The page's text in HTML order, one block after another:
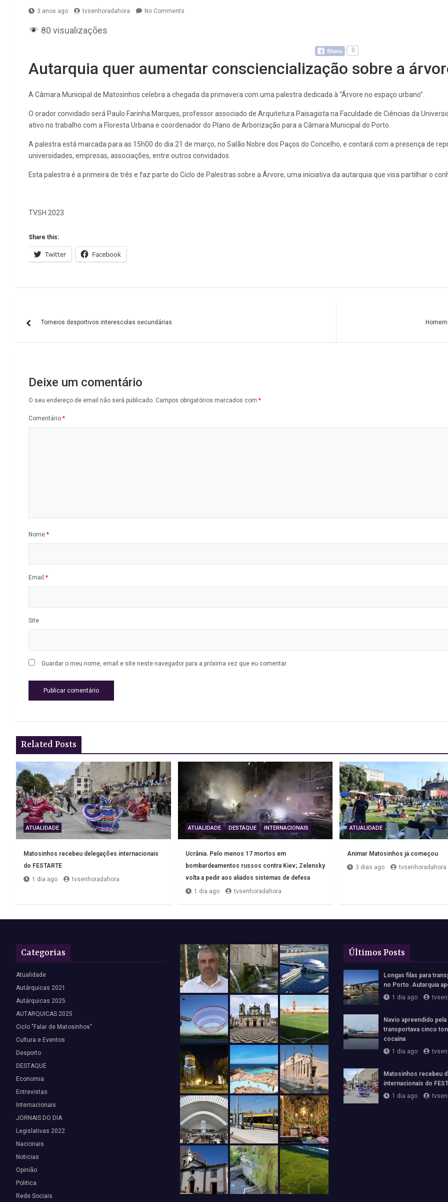
3 anos ago tvsenhoradahora No Comments
80 visualizações
0
Autarquia quer aumentar consciencialização sobre a
A Câmara Municipal de Matosinhos celebra a chegada da primavera com uma palestra dedicada à “Árvore no espaço urbano”.
O orador convidado será Paulo Farinha Marques, professor associado de Arquitetura Paisagista na Faculdade de Ciências da
ativo no trabalho com a Floresta Urbana e coordenador do Plano de Arborização para a Câmara Municipal do Porto.
A palestra está marcada para as 15h00 do dia 21 de março, no Salão Nobre dos Paços do Concelho, e contará com a presença de
universidades, empresas, associações, entre outros convidados.
Esta palestra é a primeira de três e faz parte do Ciclo de Palestras sobre a Árvore, uma iniciativa da autarquia que visa partilhar o
TVSH 2023
Share this:
Twitter Facebook
de
Torneios desportivos interescolas secundárias
Deixe um comentário
O seu endereço de email não será publicado. Campos obrigatórios marcados com *
Comentário *
Nome *
Email *
Site
Guardar o meu nome, email e site neste navegador para a próxima vez que eu comentar.
Related Posts
ATUALIDADE
Matosinhos recebeu delegações internacionais
do FESTARTE
1 dia ago
tvsenhoradahora
ATUALIDADE DESTAQUE INTERNACIONAIS
Ucrânia. Pelo menos 17 mortos em
bombardeamentos russos contra Kiev; Zelensky
volta a pedir aos aliados sistemas de defesa
1 dia ago
tvsenhoradahora
ATUALIDADE
Animar Matosinhos já começou
3 dias ago
tvsenhoradahora
Categorias
Atualidade
Autárquicas 2021
Autárquicas 2025
AUTARQUICAS 2025
Ciclo "Falar de Matosinhos"
Cultura e Eventos
Desporto
DESTAQUE
Economia
Entrevistas
Internacionais
JORNAIS DO DIA
Legislativas 2022
Nacionais
Noticias
Opinião
Politica
Rede Sociais
Últimos Posts
Longas filas para
no Porto. Autarquia
1 dia ago
Navio apreendido
transportava cinco
cocaína
1 dia ago
Matosinhos recebeu
internacionais do
1 dia ago